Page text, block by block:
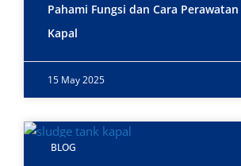
Pahami Fungsi dan Cara
Kapal
15 May 2025
BLOG